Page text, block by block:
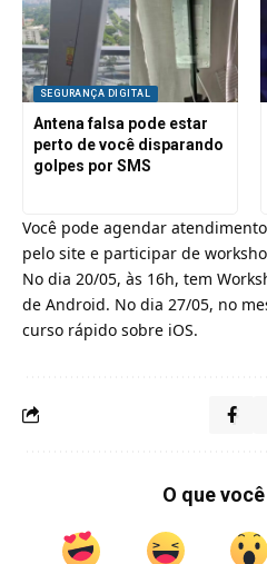
SEGURANÇA DIGITAL
Antena falsa pode estar
perto de você disparando
golpes por SMS
Você pode agendar
pelo site e participar de
No dia 20/05, às 16h, tem
de Android. No dia 27/05, no
curso rápido sobre iOS.
O que